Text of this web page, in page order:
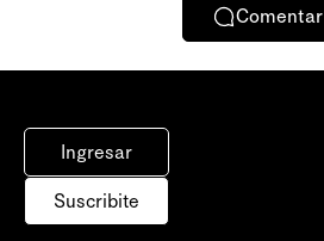
Comentar
Ingresar
Suscribite